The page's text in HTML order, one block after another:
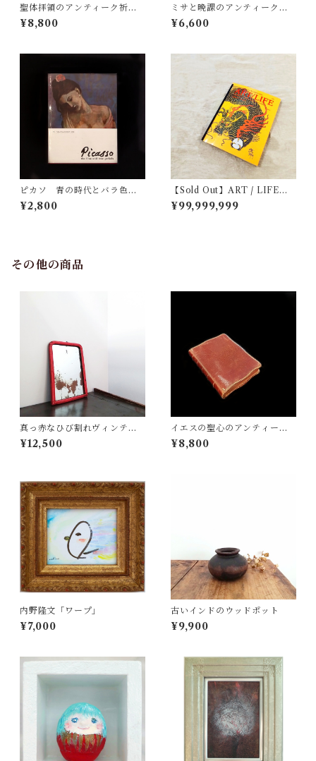
聖体拝領のアンティーク祈祷
書
¥8,800
ミサと晩課のアンティーク祈
祷書
¥6,600
ピカソ 青の時代とバラ色の
時代
¥2,800
【Sold Out】ART / LIFE V
ol.8, No.7 August
¥99,999,999
その他の商品
真っ赤なひび割れヴィンテー
ジミラー
¥12,500
イエスの聖心のアンティーク
祈祷書
¥8,800
内野隆文「ワープ」
¥7,000
古いインドのウッドポット
¥9,900